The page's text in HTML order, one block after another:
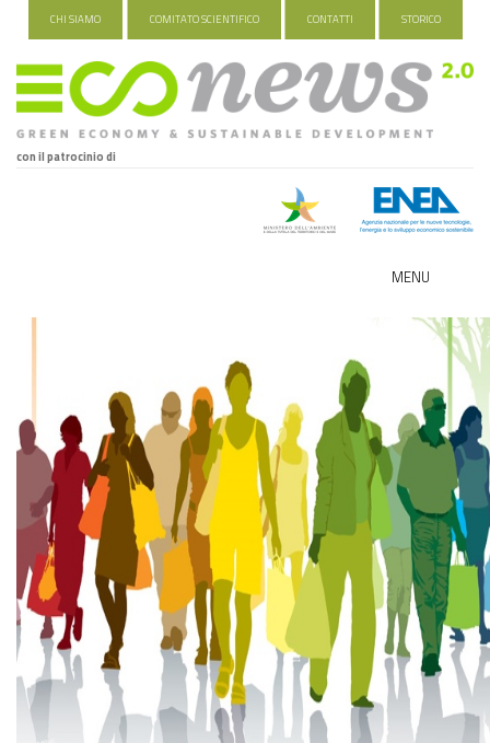
CHI SIAMO COMITATO SCIENTIFICO CONTATTI STORICO
con il patrocinio di
MENU
FOOD&TRAVEL
HEALTH&WELLNESS
GREEN TECH
GLOCAL
ECO-EVENTI
ECOINCENTRIAMOCI